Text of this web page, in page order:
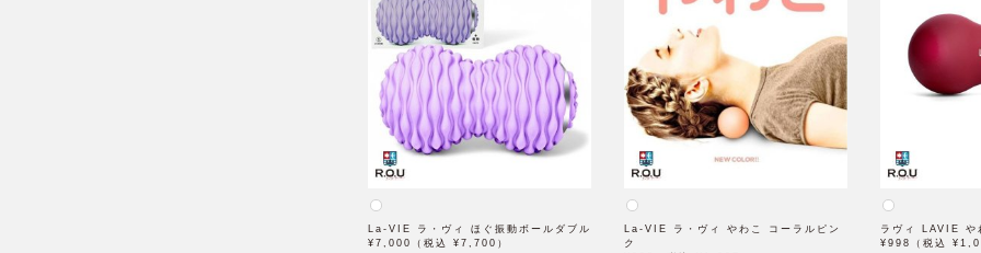
La-VIE ラ・ヴィ ほぐ振動ボールダブル
¥7,000（税込 ¥7,700）
La-VIE ラ・ヴィ やわこ コーラルピン
ク
ラヴィ LAVIE や
¥998（税込